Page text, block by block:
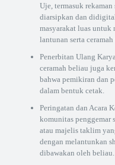
Uje, termasuk
diarsipkan dan
masyarakat luas untuk
lantunan serta
Penerbitan Ulang
ceramah beliau juga
bahwa pemikiran dan
dalam bentuk cetak.
Peringatan dan Acara
komunitas penggemar
atau majelis taklim
dengan melantunkan
dibawakan oleh beliau.